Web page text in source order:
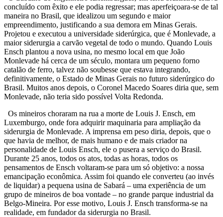
concluído com êxito e ele podia regressar; mas aperfeiçoara-se de tal
maneira no Brasil, que idealizou um segundo e maior
empreendimento, justificando a sua demora em Minas Gerais.
Projetou e executou a universidade siderúrgica, que é Monlevade, a
maior siderurgia a carvão vegetal de todo o mundo. Quando Louis
Ensch plantou a nova usina, no mesmo local em que João
Monlevade há cerca de um século, montara um pequeno forno
catalão de ferro, talvez não soubesse que estava integrando,
definitivamente, o Estado de Minas Gerais no futuro siderúrgico do
Brasil. Muitos anos depois, o Coronel Macedo Soares diria que, sem
Monlevade, não teria sido possível Volta Redonda.
Os mineiros choraram na rua a morte de Louis J. Ensch, em
Luxemburgo, onde fora adquirir maquinaria para ampliação da
siderurgia de Monlevade. A imprensa em peso diria, depois, que o
que havia de melhor, de mais humano e de mais criador na
personalidade de Louis Ensch, ele o pusera a serviço do Brasil.
Durante 25 anos, todos os atos, todas as horas, todos os
pensamentos de Ensch voltaram-se para um só objetivo: a nossa
emancipação econômica. Assim foi quando ele converteu (ao invés
de liquidar) a pequena usina de Sabará – uma experiência de um
grupo de mineiros de boa vontade – no grande parque industrial da
Belgo-Mineira. Por esse motivo, Louis J. Ensch transforma-se na
realidade, em fundador da siderurgia no Brasil.